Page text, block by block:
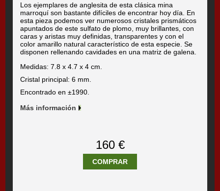
Los ejemplares de anglesita de esta clásica mina
marroquí son bastante difíciles de encontrar hoy día. En
esta pieza podemos ver numerosos cristales prismáticos
apuntados de este sulfato de plomo, muy brillantes, con
caras y aristas muy definidas, transparentes y con el
color amarillo natural característico de esta especie. Se
disponen rellenando cavidades en una matriz de galena.
Medidas: 7.8 x 4.7 x 4 cm.
Cristal principal: 6 mm.
Encontrado en ±1990.
Más información
160 €
COMPRAR